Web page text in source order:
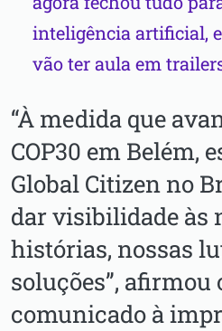
inteligência artificial,
vão ter aula em
“À medida que
COP30 em Belém,
Global Citizen no
dar visibilidade às
histórias, nossas
soluções”, afirmou
comunicado à